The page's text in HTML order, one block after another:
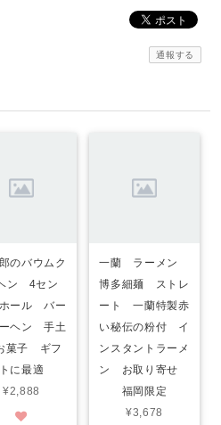
通報する
のバウムク
ン 4セン
ール バー
ヘン 手土
菓子 ギフ
トに最適
¥2,888
一蘭 ラーメン
博多細麺 ストレ
ート 一蘭特製赤
い秘伝の粉付 イ
ンスタントラーメ
ン お取り寄せ
福岡限定
¥3,678